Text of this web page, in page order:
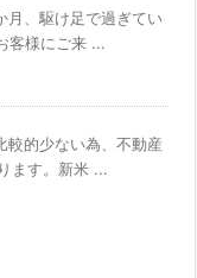
月、駆け足で過ぎてい
客様にご来 ...
較的少ない為、不動産
ます。新米 ...